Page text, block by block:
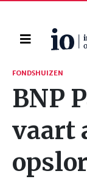
Home
Zoeken
FONDSHUIZEN
BNP
vaart